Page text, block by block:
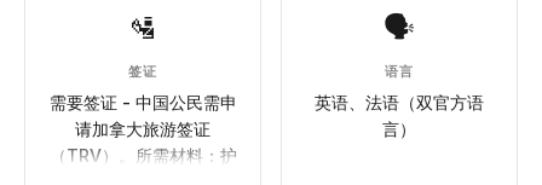
🛂
签证
需要签证 - 中国公民需申
请加拿大旅游签证
（TRV）。所需材料：护
🗣
语言
英语、法语（双官方语
言）